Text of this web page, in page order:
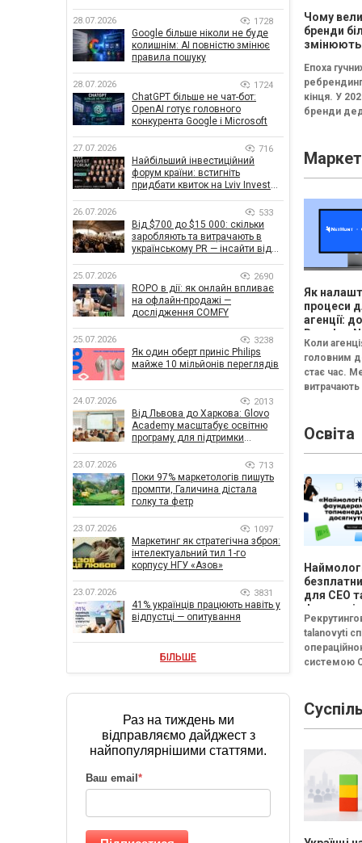
Чому
бренди
змінюють
логотипи
три роки
Епоха
кінця. У
бренди
впізнавані
елементи,...
Як
процеси
агенції:
Brands у
CRM
Коли
головним
стає час.
збирає
Освіта
для CEO
фаундерів
talanovyti
системою
впливає на ефективність
кампаній
28.07.2026 1728
Google більше ніколи не буде
колишнім: AI повністю змінює
правила пошуку
28.07.2026 1724
ChatGPT більше не чат-бот:
OpenAI готує головного
конкурента Google і Microsoft
27.07.2026 716
Найбільший інвестиційний
форум країни: встигніть
придбати квиток на Lviv Invest
26.07.2026 533
Від $700 до $15 000: скільки
заробляють та витрачають в
українському PR — інсайти від
25.07.2026 2690
ROPO в дії: як онлайн впливає
на офлайн-продажі —
дослідження COMFY
25.07.2026 3238
Як один оберт приніс Philips
майже 10 мільйонів переглядів
24.07.2026 2013
Від Львова до Харкова: Glovo
Academy масштабує освітню
програму для підтримки
23.07.2026 713
Поки 97% маркетологів пишуть
промпти, Галичина дістала
голку та фетр
23.07.2026 1097
Маркетинг як стратегічна зброя:
інтелектуальний тил 1-го
корпусу НГУ «Азов»
23.07.2026 3831
41% українців працюють навіть у
відпустці — опитування
БІЛЬШЕ
Раз на тиждень ми
відправляємо дайджест з
найпопулярнішими статтями.
Ваш email *